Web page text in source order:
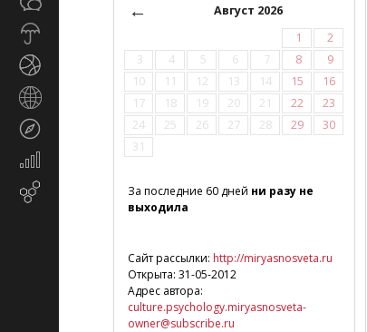
Экономика
маркетинг
←
Август 2026
1
2
3
4 5 6 7 8
9
10
11 12 13 14 15
16
17
18 19 20 21 22
23
24
25 26 27 28 29
30
31
За последние 60 дней ни разу не
выходила
Сайт рассылки: http://miryasnosveta.ru
Открыта: 31-05-2012
Адрес автора:
culture.psychology.miryasnosveta-
owner@subscribe.ru